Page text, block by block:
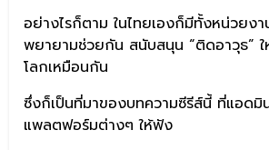
อย่างไรก็ตาม ในไทยเองก็มีทั้งหน่วยงา
พยายามช่วยกัน สนับสนุน “ติดอาวุธ”
โลกเหมือนกัน
ซึ่งก็เป็นที่มาของบทความซีรีส์นี้ ที่แอดมิ
แพลตฟอร์มต่างๆ ให้ฟัง